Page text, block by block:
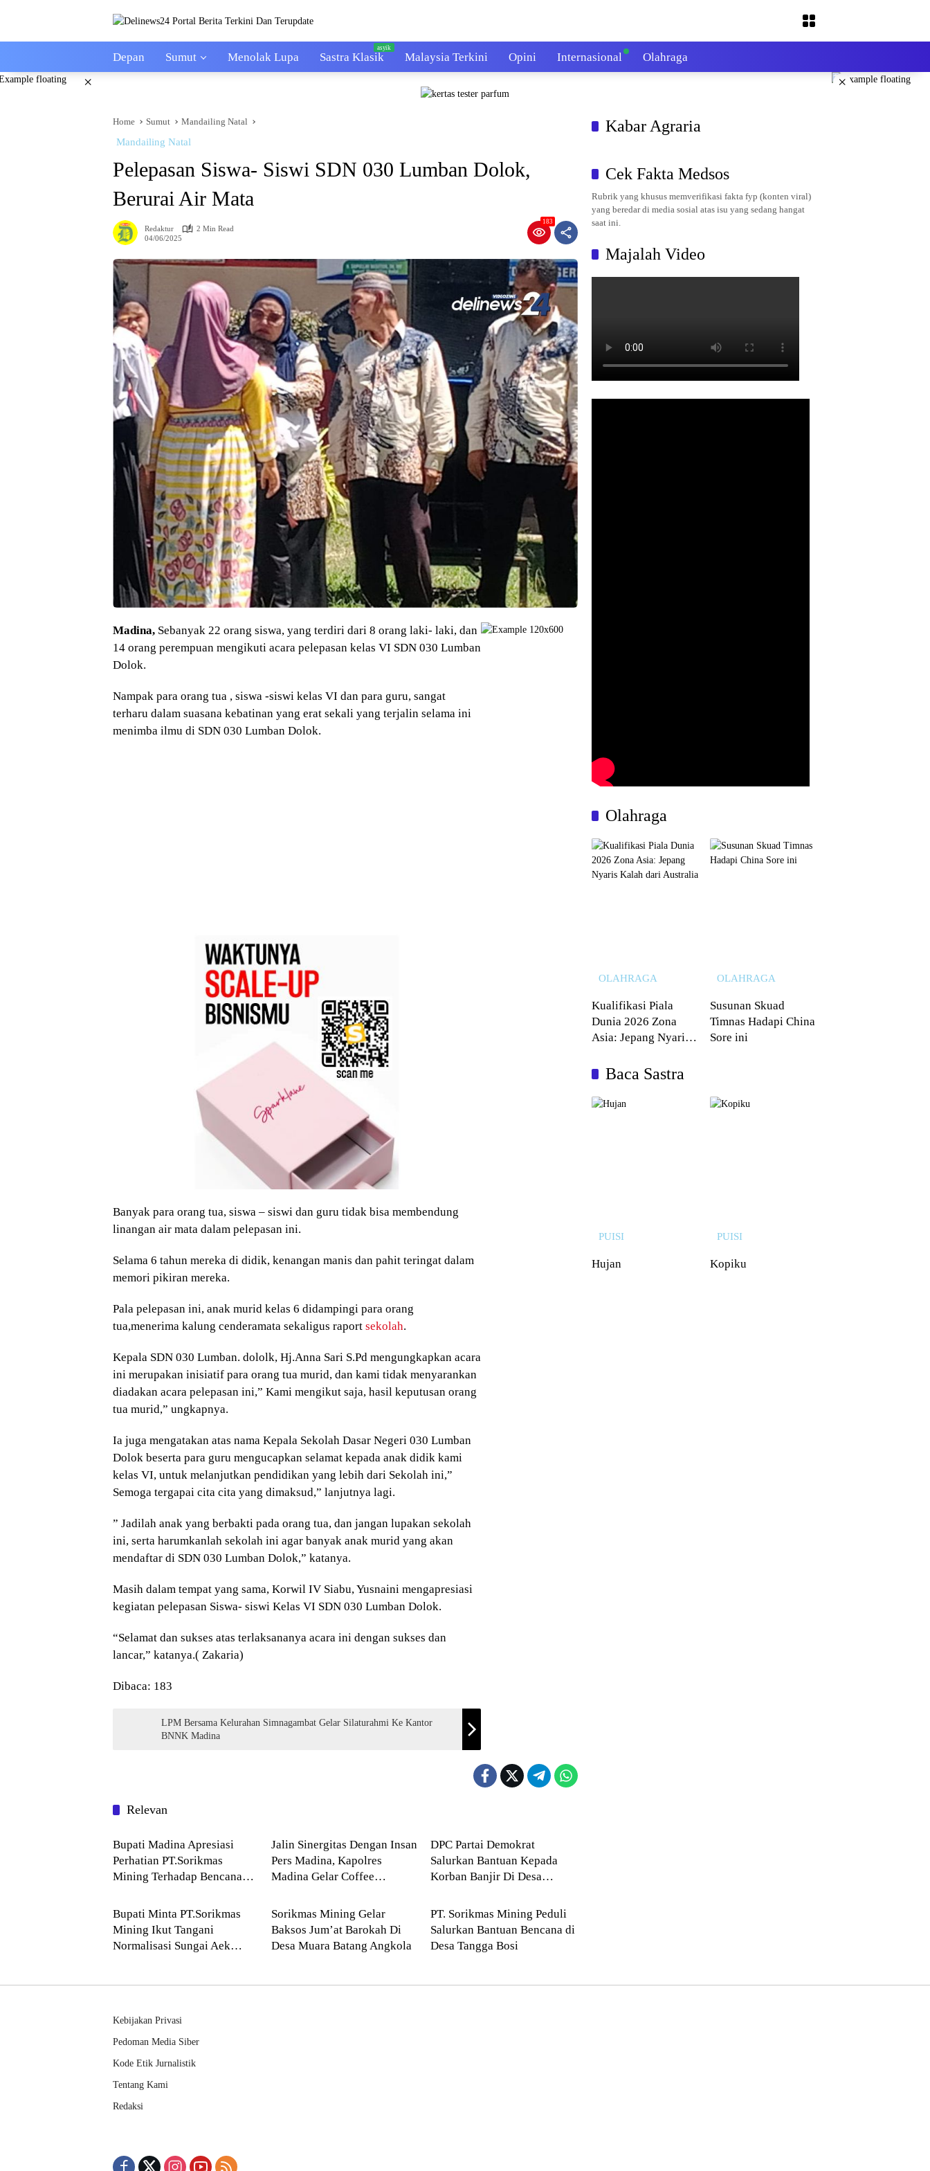
Depan Sumut Menolak Lupa Sastra Klasik Malaysia Terkini Opini Internasional Olahraga
× ×
Home Sumut Mandailing Natal
Mandailing Natal
Pelepasan Siswa- Siswi SDN 030 Lumban Dolok,
Berurai Air Mata
Redaktur
2 Min Read
04/06/2025
183
Madina, Sebanyak 22 orang siswa, yang terdiri dari 8 orang laki- laki, dan
14 orang perempuan mengikuti acara pelepasan kelas VI SDN 030 Lumban
Dolok.
Nampak para orang tua , siswa -siswi kelas VI dan para guru, sangat
terharu dalam suasana kebatinan yang erat sekali yang terjalin selama ini
menimba ilmu di SDN 030 Lumban Dolok.
Banyak para orang tua, siswa – siswi dan guru tidak bisa membendung
linangan air mata dalam pelepasan ini.
Selama 6 tahun mereka di didik, kenangan manis dan pahit teringat dalam
memori pikiran mereka.
Pala pelepasan ini, anak murid kelas 6 didampingi para orang
tua,menerima kalung cenderamata sekaligus raport sekolah.
Kepala SDN 030 Lumban. dololk, Hj.Anna Sari S.Pd mengungkapkan acara
ini merupakan inisiatif para orang tua murid, dan kami tidak menyarankan
diadakan acara pelepasan ini,” Kami mengikut saja, hasil keputusan orang
tua murid,” ungkapnya.
Ia juga mengatakan atas nama Kepala Sekolah Dasar Negeri 030 Lumban
Dolok beserta para guru mengucapkan selamat kepada anak didik kami
kelas VI, untuk melanjutkan pendidikan yang lebih dari Sekolah ini,”
Semoga tergapai cita cita yang dimaksud,” lanjutnya lagi.
” Jadilah anak yang berbakti pada orang tua, dan jangan lupakan sekolah
ini, serta harumkanlah sekolah ini agar banyak anak murid yang akan
mendaftar di SDN 030 Lumban Dolok,” katanya.
Masih dalam tempat yang sama, Korwil IV Siabu, Yusnaini mengapresiasi
kegiatan pelepasan Siswa- siswi Kelas VI SDN 030 Lumban Dolok.
“Selamat dan sukses atas terlaksananya acara ini dengan sukses dan
lancar,” katanya.( Zakaria)
Dibaca: 183
LPM Bersama Kelurahan Simnagambat Gelar Silaturahmi Ke Kantor
BNNK Madina
Relevan
Mandailing Natal
Bupati Madina Apresiasi
Perhatian PT.Sorikmas
Mining Terhadap Bencana
Jalin Sinergitas Dengan Insan
Pers Madina, Kapolres
Madina Gelar Coffee
DPC Partai Demokrat
Salurkan Bantuan Kepada
Korban Banjir Di Desa
Mandailing Natal
Bupati Minta PT.Sorikmas
Mining Ikut Tangani
Normalisasi Sungai Aek
Sorikmas Mining Gelar
Baksos Jum’at Barokah Di
Desa Muara Batang Angkola
Mandailing Natal
PT. Sorikmas Mining Peduli
Salurkan Bantuan Bencana di
Desa Tangga Bosi
Kabar Agraria
Cek Fakta Medsos
Rubrik yang khusus memverifikasi fakta fyp (konten viral)
yang beredar di media sosial atas isu yang sedang hangat
saat ini.
Majalah Video
Olahraga
OLAHRAGA
Kualifikasi Piala
Dunia 2026 Zona
Asia: Jepang Nyaris
OLAHRAGA
Susunan Skuad
Timnas Hadapi China
Sore ini
Baca Sastra
PUISI
Hujan
PUISI
Kopiku
Kebijakan Privasi
Pedoman Media Siber
Kode Etik Jurnalistik
Tentang Kami
Redaksi